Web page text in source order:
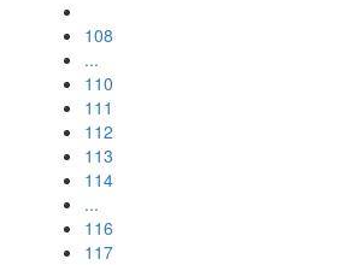
108
...
110
111
112
113
114
...
116
117